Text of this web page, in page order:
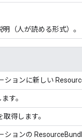
明（人が読める形式）。
ョンに新しい
す。
得します。
ョンの